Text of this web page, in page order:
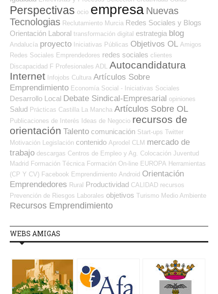
Perspectivas ocio empresa Nuevas
Tecnologias Reclutamiento Murcia Redes Sociales y Blogs
Orientación Laboral transformación digital estrategia blog
Andalucía proyecto Iniciativas Públicas Objetivos OL Amigos
Redes Sociales Emprendedores redes sociales clientes
Discapacidad F Profesionales ADL Autocandidatura
Internet Infojobs Cultura Artículos Sobre
Emprendimiento Economía Social - Iniciativas Sociales
Desarrollo Local Debate Sindical-Empresarial opiniones
Salud Prácticas Castilla La Mancha Artículos Sobre OL
Publicaciones de Interés Ideas de Negocio recursos de
orientación Talento comunicación Start-ups Twitter
Motivación Legislación contenido Aprodel CLM mercado de
trabajo descargas Centros de Empleo y Ag. Colocación Juventud
Madrid Formación Técnica Formación On-line EUROPA Herramientas
(CP Y CV) Facebook Emprendimiento Android Orientación
Emprendedores Rural Productividad CALIDAD recursos
Prevención de Riesgos Laborales objetivos Turismo Medio Ambiente
Recursos Emprendimiento
WEBS AMIGAS